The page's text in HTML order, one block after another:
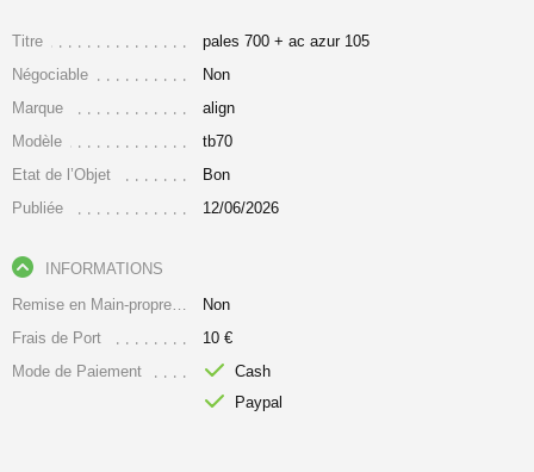
Titre
pales 700 + ac azur 105
Négociable
Non
Marque
align
Modèle
tb70
Etat de l’Objet
Bon
Publiée
12/06/2026
INFORMATIONS
Remise en Main-propre Uniquement
Non
Frais de Port
10 €
Mode de Paiement
Cash
Paypal